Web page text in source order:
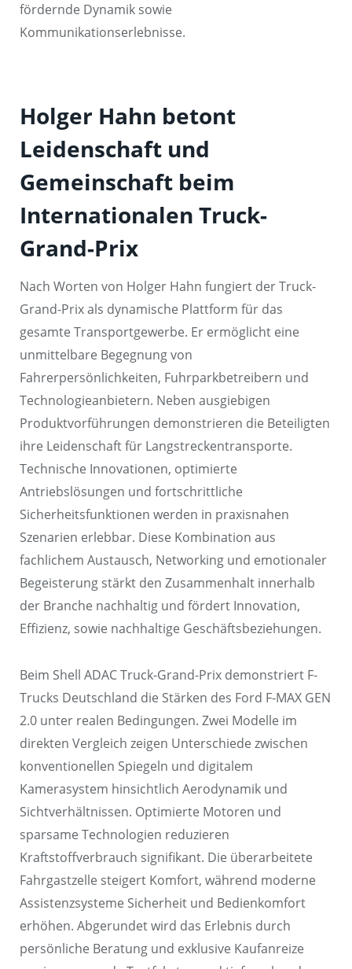
fördernde Dynamik sowie
Kommunikationserlebnisse.
Holger Hahn betont
Leidenschaft und
Gemeinschaft beim
Internationalen Truck-
Grand-Prix
Nach Worten von Holger Hahn fungiert der Truck-
Grand-Prix als dynamische Plattform für das
gesamte Transportgewerbe. Er ermöglicht eine
unmittelbare Begegnung von
Fahrerpersönlichkeiten, Fuhrparkbetreibern und
Technologieanbietern. Neben ausgiebigen
Produktvorführungen demonstrieren die Beteiligten
ihre Leidenschaft für Langstreckentransporte.
Technische Innovationen, optimierte
Antriebslösungen und fortschrittliche
Sicherheitsfunktionen werden in praxisnahen
Szenarien erlebbar. Diese Kombination aus
fachlichem Austausch, Networking und emotionaler
Begeisterung stärkt den Zusammenhalt innerhalb
der Branche nachhaltig und fördert Innovation,
Effizienz, sowie nachhaltige Geschäftsbeziehungen.
Beim Shell ADAC Truck-Grand-Prix demonstriert F-
Trucks Deutschland die Stärken des Ford F-MAX GEN
2.0 unter realen Bedingungen. Zwei Modelle im
direkten Vergleich zeigen Unterschiede zwischen
konventionellen Spiegeln und digitalem
Kamerasystem hinsichtlich Aerodynamik und
Sichtverhältnissen. Optimierte Motoren und
sparsame Technologien reduzieren
Kraftstoffverbrauch signifikant. Die überarbeitete
Fahrgastzelle steigert Komfort, während moderne
Assistenzsysteme Sicherheit und Bedienkomfort
erhöhen. Abgerundet wird das Erlebnis durch
persönliche Beratung und exklusive Kaufanreize